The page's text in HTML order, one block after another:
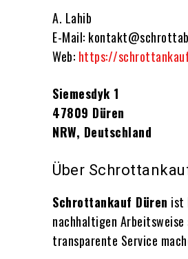
A. Lahib
E-Mail:
Web: https://
Siemesdyk 1
47809 Düren
NRW, Deutschland
Über
Schrottankauf Düren ist
nachhaltigen
transparente Service